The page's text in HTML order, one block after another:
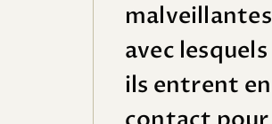
malveillantes
avec lesquels
ils entrent en